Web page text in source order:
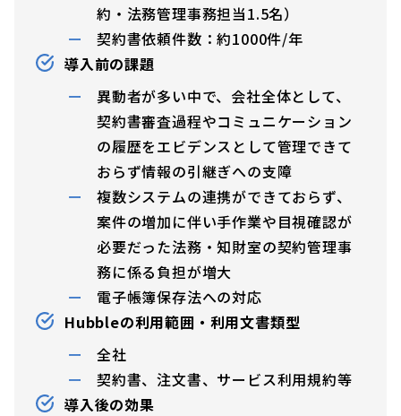
約・法務管理事務担当1.5名）
契約書依頼件数：約1000件/年
導入前の課題
異動者が多い中で、会社全体として、
契約書審査過程やコミュニケーション
の履歴をエビデンスとして管理できて
おらず情報の引継ぎへの支障
複数システムの連携ができておらず、
案件の増加に伴い手作業や目視確認が
必要だった法務・知財室の契約管理事
務に係る負担が増大
電子帳簿保存法への対応
Hubbleの利用範囲・利用文書類型
全社
契約書、注文書、サービス利用規約等
導入後の効果